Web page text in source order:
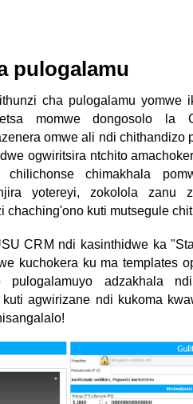
pulogalamu
cha pulogalamu yomwe
momwe dongosolo la
omwe ali ndi chithandizo
ogwiritsira ntchito
chimakhala
yotereyi, zokolola zanu
chaching'ono kuti mutsegule
CRM ndi kasinthidwe ka
kuchokera ku ma templates
pulogalamuyo adzakhala
agwirizane ndi kukoma